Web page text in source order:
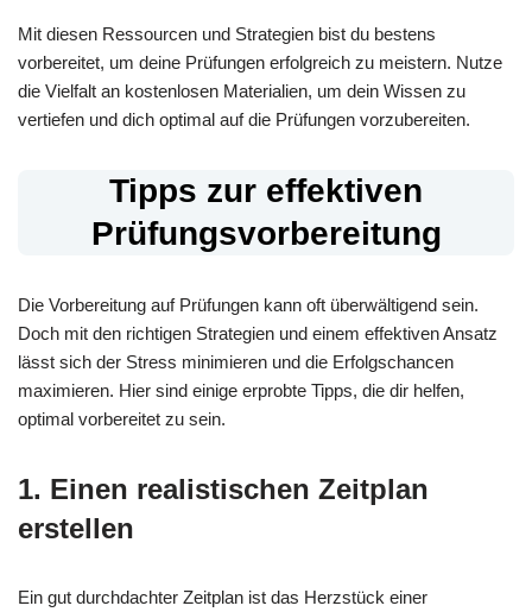
Mit diesen Ressourcen und Strategien bist du bestens
vorbereitet, um deine Prüfungen erfolgreich zu meistern. Nutze
die Vielfalt an kostenlosen Materialien, um dein Wissen zu
vertiefen und dich optimal auf die Prüfungen vorzubereiten.
Tipps zur effektiven
Prüfungsvorbereitung
Die Vorbereitung auf Prüfungen kann oft überwältigend sein.
Doch mit den richtigen Strategien und einem effektiven Ansatz
lässt sich der Stress minimieren und die Erfolgschancen
maximieren. Hier sind einige erprobte Tipps, die dir helfen,
optimal vorbereitet zu sein.
1. Einen realistischen Zeitplan
erstellen
Ein gut durchdachter Zeitplan ist das Herzstück einer